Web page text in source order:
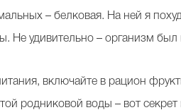
– белковая. На ней я
Не удивительно – организм
включайте в рацион
родниковой воды – вот секрет